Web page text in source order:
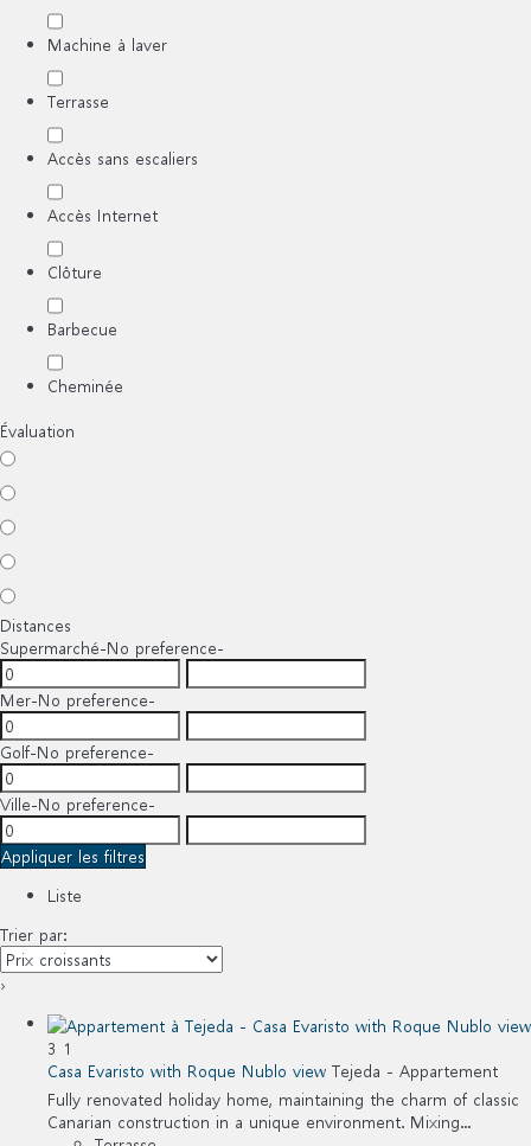
Machine à laver
Terrasse
Accès sans escaliers
Accès Internet
Clôture
Barbecue
Cheminée
Évaluation
Distances
Supermarché-No preference-
Mer-No preference-
Golf-No preference-
Ville-No preference-
Appliquer les filtres
Liste
Trier par:
›
3 1
Casa Evaristo with Roque Nublo view Tejeda - Appartement
Fully renovated holiday home, maintaining the charm of classic
Canarian construction in a unique environment. Mixing...